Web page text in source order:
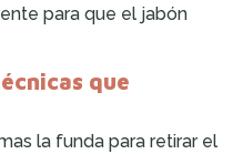
para que el jabón
que
la funda para retirar el